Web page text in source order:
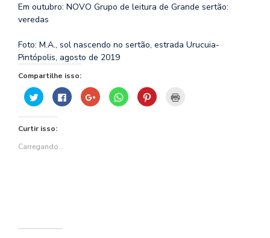
Em outubro: NOVO Grupo de leitura de Grande sertão:
veredas
Foto: M.A., sol nascendo no sertão, estrada Urucuia-
Pintópolis, agosto de 2019
Compartilhe isso:
Clique
para
compartilhar
no
em
janela)
Clique
para
compartilhar
Compartilhe
no
Google+
Clique
para
compartilhar
Clique
para
Curtir isso:
Carregando...